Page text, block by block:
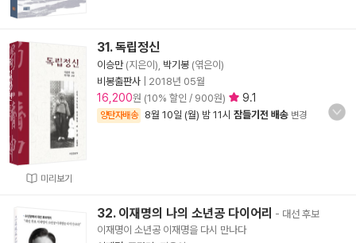
미리보기
31. 독립정신
이승만(지은이), 박기봉 (엮은이)
비봉출판사
2018년 05월
16,200원 (10% 할인 / 900원) 9.1
양탄자배송 8월 10일 (월) 밤 11시 잠들기전 배송 변경
32. 이재명의 나의 소년공 다이어리 - 대선 후보
이재명이 소년공 이재명을 다시 만나다